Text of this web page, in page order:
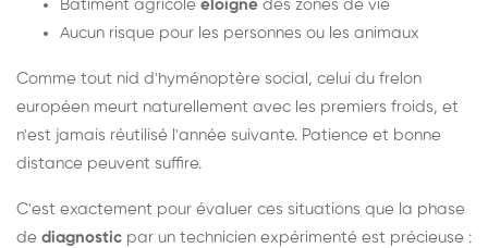
Bâtiment agricole éloigné des zones de vie
Aucun risque pour les personnes ou les animaux
Comme tout nid d'hyménoptère social, celui du frelon
européen meurt naturellement avec les premiers froids, et
n'est jamais réutilisé l'année suivante. Patience et bonne
distance peuvent suffire.
C'est exactement pour évaluer ces situations que la phase
de diagnostic par un technicien expérimenté est précieuse :